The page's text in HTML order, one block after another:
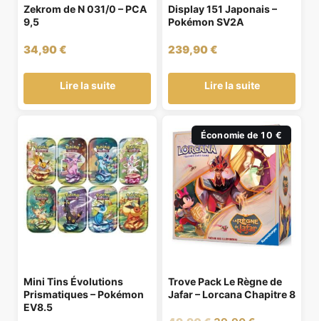
Zekrom de N 031/0 – PCA
9,5
34,90€
Lire la suite
Display 151 Japonais –
Pokémon SV2A
239,90€
Lire la suite
Mini Tins Évolutions
Prismatiques – Pokémon
EV8.5
Économie de 10 €
Trove Pack Le Règne de
Jafar – Lorcana Chapitre 8